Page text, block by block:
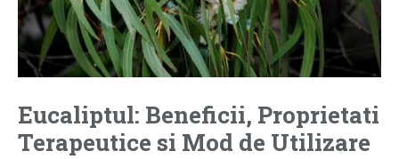
Eucaliptul: Beneficii, Proprietati
Terapeutice si Mod de Utilizare